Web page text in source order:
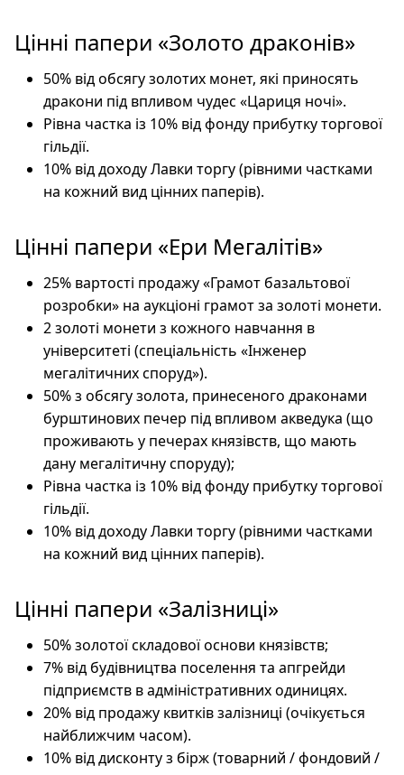
Цінні папери «Золото драконів»
50% від обсягу золотих монет, які приносять
дракони під впливом чудес «Цариця ночі».
Рівна частка із 10% від фонду прибутку торгової
гільдії.
10% від доходу Лавки торгу (рівними частками
на кожний вид цінних паперів).
Цінні папери «Ери Мегалітів»
25% вартості продажу «Грамот базальтової
розробки» на аукціоні грамот за золоті монети.
2 золоті монети з кожного навчання в
університеті (спеціальність «Інженер
мегалітичних споруд»).
50% з обсягу золота, принесеного драконами
бурштинових печер під впливом акведука (що
проживають у печерах князівств, що мають
дану мегалітичну споруду);
Рівна частка із 10% від фонду прибутку торгової
гільдії.
10% від доходу Лавки торгу (рівними частками
на кожний вид цінних паперів).
Цінні папери «Залізниці»
50% золотої складової основи князівств;
7% від будівництва поселення та апгрейди
підприємств в адміністративних одиницях.
20% від продажу квитків залізниці (очікується
найближчим часом).
10% від дисконту з бірж (товарний / фондовий /